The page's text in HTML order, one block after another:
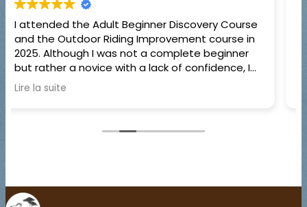
Très bonne semaine de stage chez Michel et
Anne. Le niveau était parfaitement adapté à
mon Galop 5 avec un bon équilibre entre
reprises, balades en forêt et sortie plage. Michel
est un très bon enseignant, les chevaux sont
Lire la suite